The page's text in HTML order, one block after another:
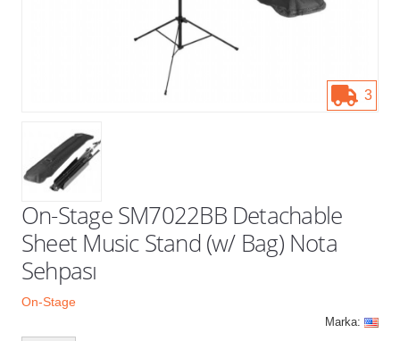
3
On-Stage SM7022BB Detachable
Sheet Music Stand (w/ Bag) Nota
Sehpası
On-Stage
Marka: